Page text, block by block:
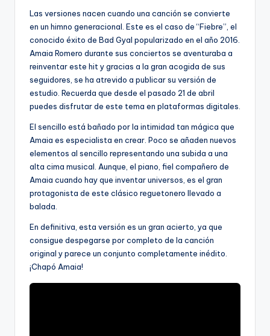
Las versiones nacen cuando una canción se convierte
en un himno generacional. Este es el caso de “Fiebre”, el
conocido éxito de Bad Gyal popularizado en el año 2016.
Amaia Romero durante sus conciertos se aventuraba a
reinventar este hit y gracias a la gran acogida de sus
seguidores, se ha atrevido a publicar su versión de
estudio. Recuerda que desde el pasado 21 de abril
puedes disfrutar de este tema en plataformas digitales.
El sencillo está bañado por la intimidad tan mágica que
Amaia es especialista en crear. Poco se añaden nuevos
elementos al sencillo representando una subida a una
alta cima musical. Aunque, el piano, fiel compañero de
Amaia cuando hay que inventar universos, es el gran
protagonista de este clásico reguetonero llevado a
balada.
En definitiva, esta versión es un gran acierto, ya que
consigue despegarse por completo de la canción
original y parece un conjunto completamente inédito.
¡Chapó Amaia!